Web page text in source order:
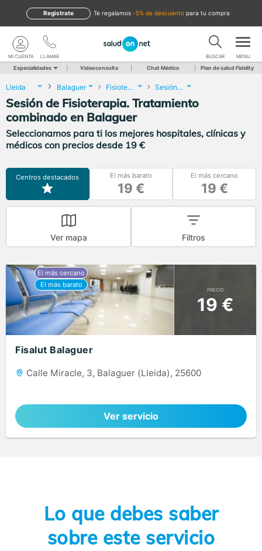
te regalamos -5% de descuento para tu compra
Regístrate
LLAMAR
MI CUENTA BUSCAR MENU
Especialidades Videoconsulta Chat Médico Plan de salud Fidelity
Lleida Balaguer Fisioterapia Sesión de Fisioterapia. Tratamiento combinado
Sesión de Fisioterapia. Tratamiento
combinado en Balaguer
Seleccionamos para ti los mejores hospitales, clínicas y
médicos con precios desde 19 €
Centros destacados El más barato
19 €
El más cercano
19 €
Ver mapa Filtros
PRECIO
19 €
Fisalut Balaguer
Calle Miracle, 3, Balaguer (Lleida), 25600
Ver servicio
Lo que debes saber
sobre este servicio